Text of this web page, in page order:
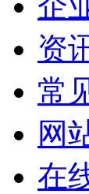
资
常
网
在